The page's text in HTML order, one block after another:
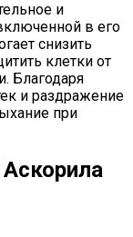
и
в его
снизить
клетки от
Благодаря
и раздражение
при